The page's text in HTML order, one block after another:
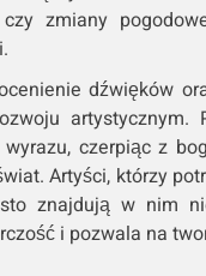
zmiany
dźwięków
czerpiąc z
Artyści, którzy
znajdują w nim
i pozwala na